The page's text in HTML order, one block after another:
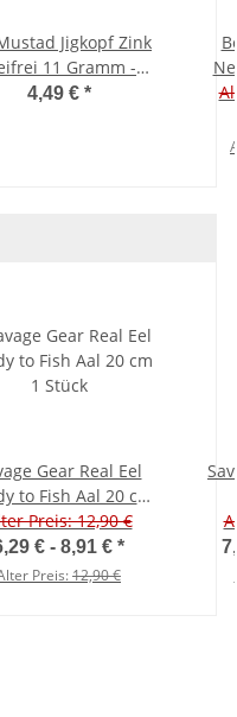
Jigkopf Zink
11 Gramm -
6/0 - 3
4,49 € *
Gear Real Eel
to Fish Aal 20 cm
1 Stück
Preis: 12,90 €
€ - 8,91 € *
Preis:12,90 €